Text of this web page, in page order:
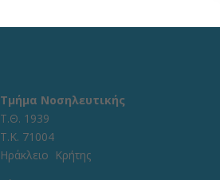
Τμήμα Νοσηλευτικής
Τ.Θ. 1939
Τ.Κ. 71004
Ηράκλειο Κρήτης